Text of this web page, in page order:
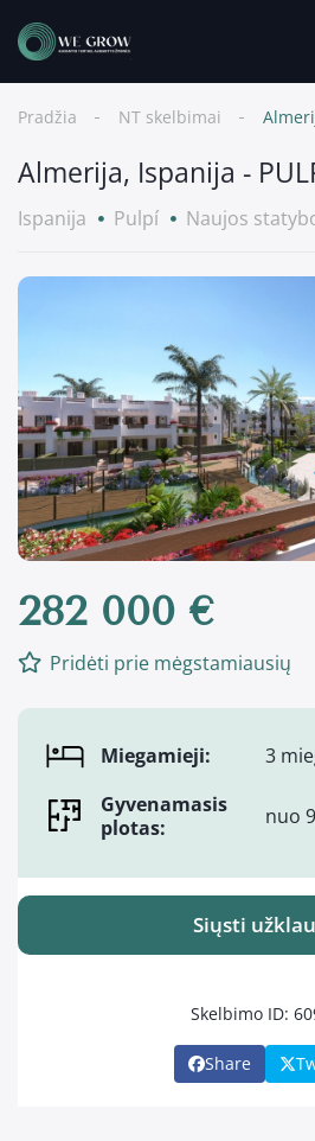
Pradžia NT skelbimai
Almerija, Ispanija -
Ispanija Pulpí Naujos
282 000 €
Pridėti prie mėgstamiausių
Miegamieji:
3
Gyvenamasis
plotas:
nuo
Siųsti
Skelbimo ID:
Share